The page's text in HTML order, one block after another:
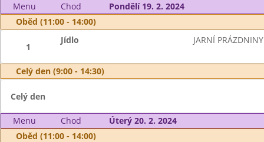
Menu Chod
Pondělí 19. 2. 2024
Oběd (11:00 - 14:00)
1
Jídlo JARNÍ PRÁZDNINY
Celý den (9:00 - 14:30)
Celý den
Menu Chod
Úterý 20. 2. 2024
Oběd (11:00 - 14:00)